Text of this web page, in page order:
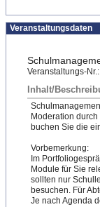
Veranstaltungsdaten
Veranstaltungs-Nr.:
Inhalt/
Moderation
buchen Sie die
Vorbemerkung:
Im
Module für Sie
sollten nur
besuchen. Für
Je nach Agenda